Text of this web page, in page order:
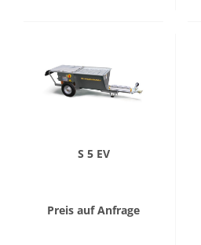
S 5 EV
Preis auf Anfrage